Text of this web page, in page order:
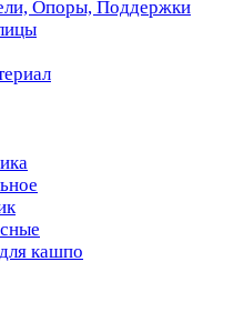
Опоры, Поддержки
кашпо